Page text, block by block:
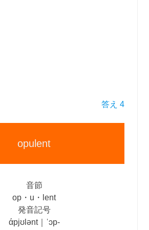
答え 4
opulent
音節
op・u・lent
発音記号
άpjʊlənt｜ˈɔp‐